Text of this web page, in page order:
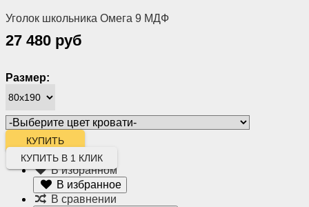
Уголок школьника Омега 9 МДФ
27 480 руб
Размер:
КУПИТЬ В 1 КЛИК
В избранном
В избранное
В сравнении